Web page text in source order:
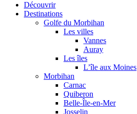
Découvrir
Destinations
Golfe du Morbihan
Les villes
Vannes
Auray
Les îles
L’île aux Moines
Morbihan
Carnac
Quiberon
Belle-Île-en-Mer
Josselin